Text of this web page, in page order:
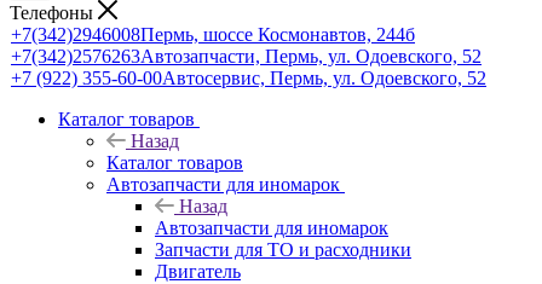
Телефоны
+7(342)2946008Пермь, шоссе Космонавтов, 244б
+7(342)2576263Автозапчасти, Пермь, ул. Одоевского, 52
+7 (922) 355-60-00Автосервис, Пермь, ул. Одоевского, 52
Каталог товаров
Назад
Каталог товаров
Автозапчасти для иномарок
Назад
Автозапчасти для иномарок
Запчасти для ТО и расходники
Двигатель